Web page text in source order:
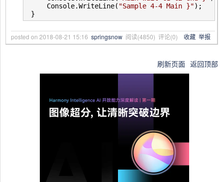
    Console.WriteLine(
"Sample 4-4 Main }");
}
posted on 2018-08-21 15:16 springsnow 阅读(4850) 评论(0) 收藏 举报
刷新页面 返回顶部